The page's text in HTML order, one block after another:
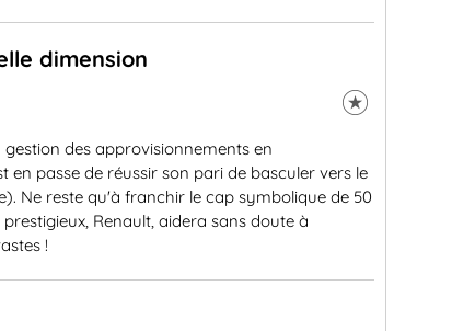
dimension
des approvisionnements en
en passe de réussir son pari de basculer vers le
Ne reste qu'à franchir le cap symbolique de 50
Renault, aidera sans doute à
!